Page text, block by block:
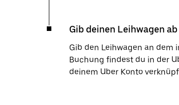
Gib deinen Leihwagen ab
Gib den Leihwagen an dem
Buchung findest du in der
deinem Uber Konto